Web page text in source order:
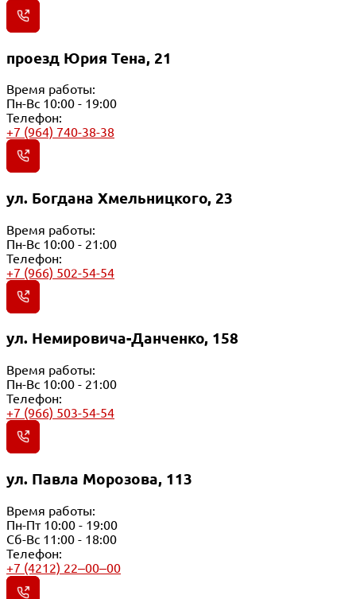
проезд Юрия Тена, 21
Время работы:
Пн-Вс 10:00 - 19:00
Телефон:
+7 (964) 740-38-38
ул. Богдана Хмельницкого, 23
Время работы:
Пн-Вс 10:00 - 21:00
Телефон:
+7 (966) 502-54-54
ул. Немировича-Данченко, 158
Время работы:
Пн-Вс 10:00 - 21:00
Телефон:
+7 (966) 503-54-54
ул. Павла Морозова, 113
Время работы:
Пн-Пт 10:00 - 19:00
Сб-Вс 11:00 - 18:00
Телефон:
+7 (4212) 22‒00‒00